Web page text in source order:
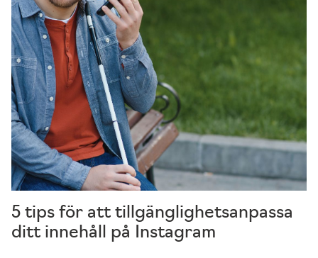
5 tips för att tillgänglighetsanpassa
ditt innehåll på Instagram